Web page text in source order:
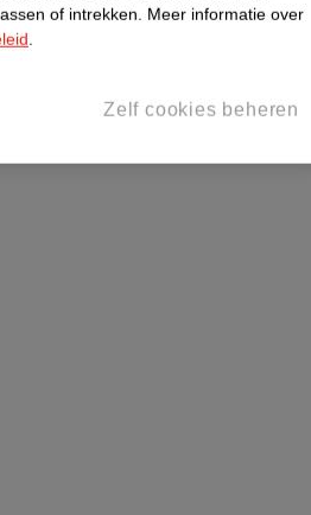
of intrekken. Meer informatie over
.
Zelf cookies beheren